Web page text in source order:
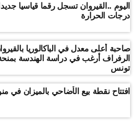
اليوم ..القيروان تسجل رقما قياسيا
درجات الحرارة
صاحبة أعلى معدل في الباكالوريا
الرفراف أرغب في دراسة الهندسة
تونس
افتتاح نقطة بيع الأضاحي بالميزان في